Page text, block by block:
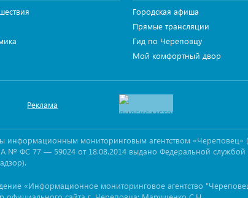
Городская афиша
Прямые трансляции
Гид по Череповцу
Мой комфортный двор
Реклама
информационным мониторинговым агентством
№ ФС 77 — 59024 от 18.08.2014 выдано Федеральной
«Информационное мониторинговое агентство